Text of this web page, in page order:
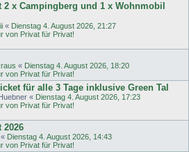
x Campingberg und 1 x Wohnmobil
« Dienstag 4. August 2026, 21:27
von Privat für Privat!
« Dienstag 4. August 2026, 18:20
von Privat für Privat!
für alle 3 Tage inklusive Green Tal
« Dienstag 4. August 2026, 17:23
von Privat für Privat!
2026
« Dienstag 4. August 2026, 14:43
von Privat für Privat!